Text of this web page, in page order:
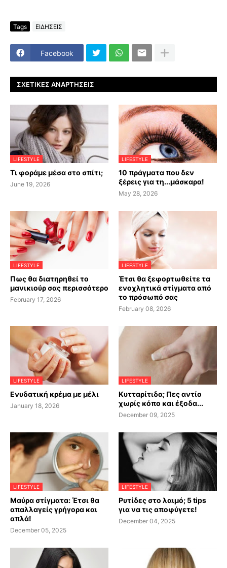
Tags ΕΙΔΗΣΕΙΣ
Facebook
ΣΧΕΤΙΚΈΣ ΑΝΑΡΤΉΣΕΙΣ
LIFESTYLE
Τι φοράμε μέσα στο σπίτι;
June 19, 2026
LIFESTYLE
10 πράγματα που δεν
ξέρεις για τη...μάσκαρα!
May 28, 2026
LIFESTYLE
Πως θα διατηρηθεί το
μανικιούρ σας περισσότερο
February 17, 2026
LIFESTYLE
Έτσι θα ξεφορτωθείτε τα
ενοχλητικά στίγματα από
το πρόσωπό σας
February 08, 2026
LIFESTYLE
Ενυδατική κρέμα με μέλι
January 18, 2026
LIFESTYLE
Κυτταρίτιδα; Πες αντίο
χωρίς κόπο και έξοδα...
December 09, 2025
LIFESTYLE
Μαύρα στίγματα: Έτσι θα
απαλλαγείς γρήγορα και
απλά!
December 05, 2025
LIFESTYLE
Ρυτίδες στο λαιμό; 5 tips
για να τις αποφύγετε!
December 04, 2025